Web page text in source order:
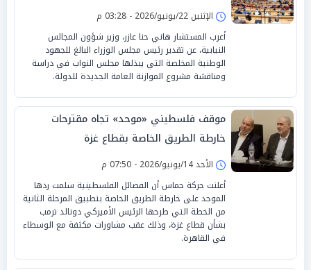
الإثنين 22/يونيو/2026 - 03:28 م
أعرب المستشار هاني حنا عازر، وزير شؤون المجالس
النيابية، عن تقدير رئيس مجلس الوزراء البالغ للجهود
الوطنية المخلصة التي يبذلها مجلس النواب في دراسة
ومناقشة مشروع الموازنة العامة الجديدة للدولة.
موقف فلسطيني «موحد» تجاه مقترحات
خارطة الطريق الخاصة بقطاع غزة
الأحد 14/يونيو/2026 - 07:50 م
أعلنت حركة حماس أن الفصائل الفلسطينية سلمت ردها
الموحد على خارطة الطريق الخاصة بتطبيق المرحلة الثانية
من الخطة التي طرحها الرئيس الأميركي دونالد ترمب
بشأن قطاع غزة، وذلك عقب مشاورات مكثفة مع الوسطاء
في القاهرة.